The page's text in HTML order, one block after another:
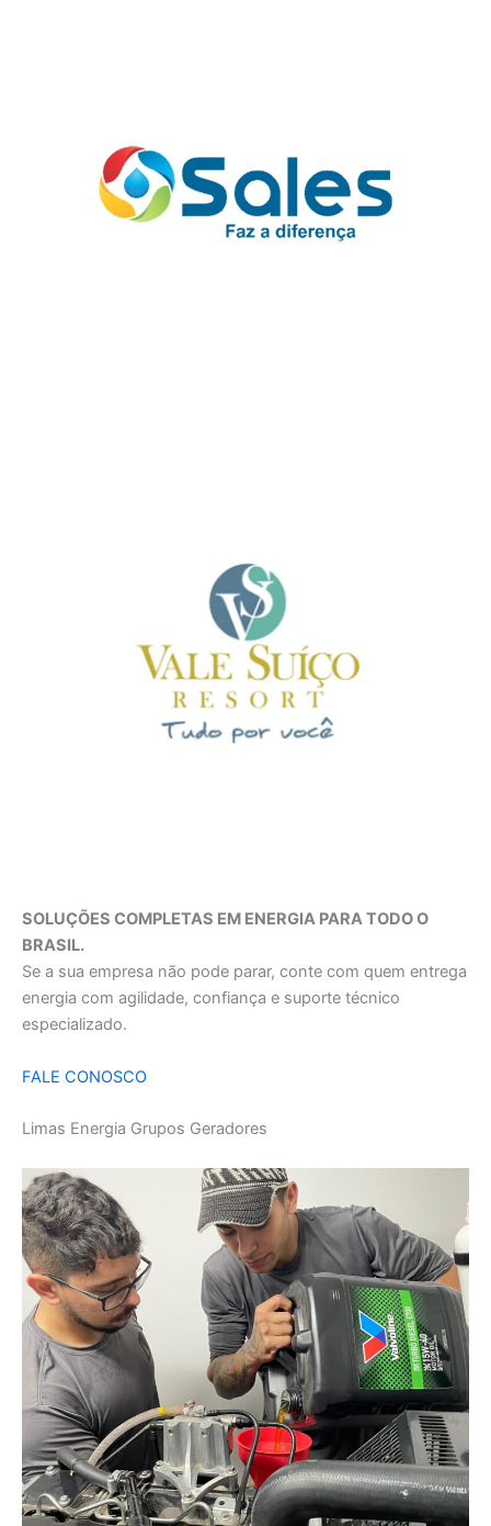
SOLUÇÕES COMPLETAS EM ENERGIA PARA TODO O
BRASIL.
Se a sua empresa não pode parar, conte com quem entrega
energia com agilidade, confiança e suporte técnico
especializado.
FALE CONOSCO
Limas Energia Grupos Geradores